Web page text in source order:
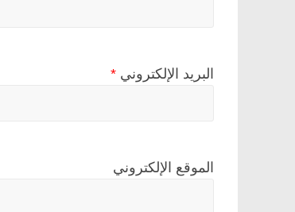
البريد الإلكتروني *
الموقع الإلكتروني